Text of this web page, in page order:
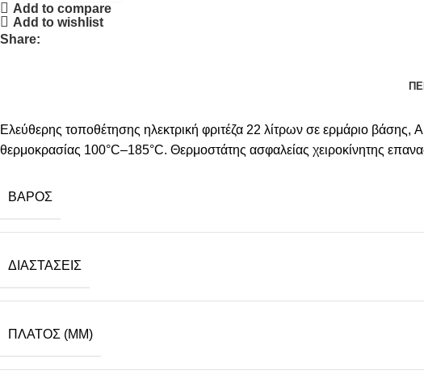
Add to compare
Add to wishlist
Share:
Ελεύθερης τοποθέτησης ηλεκτρική φριτέζα 22 λίτρων σε ερμάριο
θερμοκρασίας 100°C–185°C. Θερμοστάτης ασφαλείας χειροκίνητης
ΒΆΡΟΣ
ΔΙΑΣΤΆΣΕΙΣ
ΠΛΆΤΟΣ (MM)